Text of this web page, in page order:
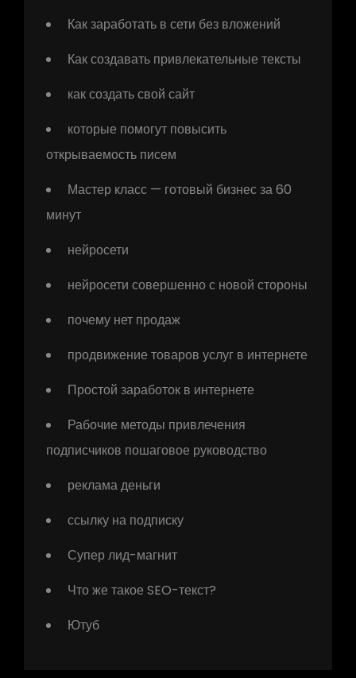
Как заработать в сети без вложений
Как создавать привлекательные тексты
как создать свой сайт
которые помогут повысить
открываемость писем
Мастер класс — готовый бизнес за 60
минут
нейросети
нейросети совершенно с новой стороны
почему нет продаж
продвижение товаров услуг в интернете
Простой заработок в интернете
Рабочие методы привлечения
подписчиков пошаговое руководство
реклама деньги
ссылку на подписку
Супер лид-магнит
Что же такое SEO-текст?
Ютуб